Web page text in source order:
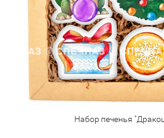
Набор печенья